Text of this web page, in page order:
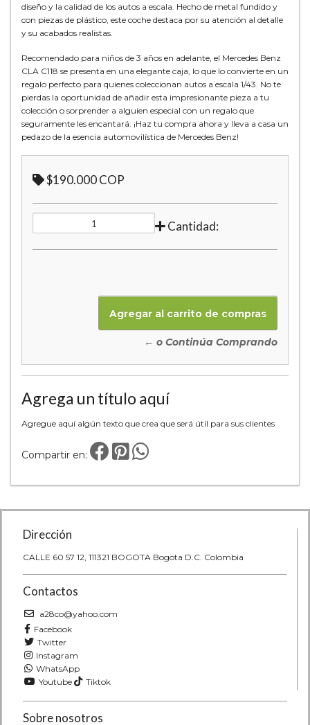
diseño y la calidad de los autos a escala. Hecho de metal fundido y
con piezas de plástico, este coche destaca por su atención al detalle
y su acabados realistas.
Recomendado para niños de 3 años en adelante, el Mercedes Benz
CLA C118 se presenta en una elegante caja, lo que lo convierte en un
regalo perfecto para quienes coleccionan autos a escala 1/43. No te
pierdas la oportunidad de añadir esta impresionante pieza a tu
colección o sorprender a alguien especial con un regalo que
seguramente les encantará. ¡Haz tu compra ahora y lleva a casa un
pedazo de la esencia automovilística de Mercedes Benz!
$190.000 COP
Cantidad:
← o Continúa Comprando
Agrega un título aquí
Agregue aquí algún texto que crea que será útil para sus clientes
Compartir en:
Dirección
CALLE 60 57 12, 111321 BOGOTA Bogota D.C. Colombia
Contactos
a28co@yahoo.com
Facebook
Twitter
Instagram
WhatsApp
Youtube
Tiktok
Sobre nosotros